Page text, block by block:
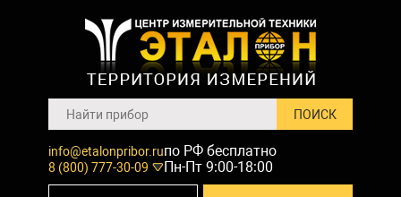
info@etalonpribor.ru
8 (800) 777-30-09
по РФ бесплатно
Пн-Пт 9:00-18:00